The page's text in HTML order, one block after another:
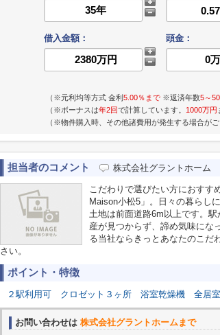
借入金額：
頭金：
（※元利均等方式 金利5.00％まで ※返済年数5～50
（※ボーナスは年2回で計算しています。 1000万円
（※物件購入時、その他諸費用が発生する場合がご
担当者のコメント 株式会社グラントホーム
こだわりで選びたい方におすす
Maison小松5」。日々の暮らし
土地は前面道路6m以上です。
産が見つからず、諦め気味にな
る当社ならきっとあなたのこだ
さい。
ポイント・特徴
２駅利用可 クロゼット３ヶ所 浴室乾燥機 全居
お問い合わせは 株式会社グラントホームまで